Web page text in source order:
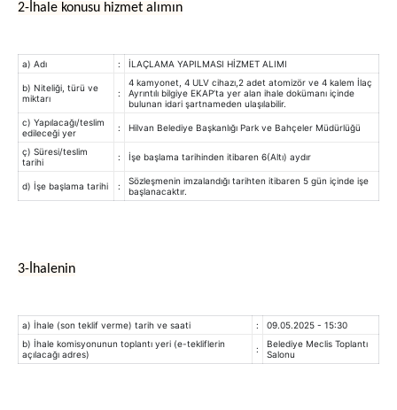
2-İhale konusu hizmet alımın
a) Adı : İLAÇLAMA YAPILMASI HİZMET ALIMI
b) Niteliği, türü ve
miktarı
:
4 kamyonet, 4 ULV cihazı,2 adet atomizör ve 4 kalem İlaç
Ayrıntılı bilgiye EKAP’ta yer alan ihale dokümanı içinde
bulunan idari şartnameden ulaşılabilir.
c) Yapılacağı/teslim
edileceği yer
: Hilvan Belediye Başkanlığı Park ve Bahçeler Müdürlüğü
ç) Süresi/teslim
tarihi
: İşe başlama tarihinden itibaren 6(Altı) aydır
d) İşe başlama tarihi :
Sözleşmenin imzalandığı tarihten itibaren 5 gün içinde işe
başlanacaktır.
3-İhalenin
a) İhale (son teklif verme) tarih ve saati :
09.05.2025 - 15:30
b) İhale komisyonunun toplantı yeri (e-tekliflerin
açılacağı adres)
:
Belediye Meclis Toplantı
Salonu